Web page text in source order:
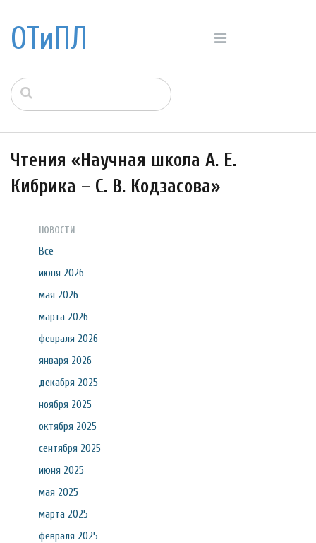
ОТиПЛ
Чтения «Научная школа А. Е.
Кибрика – С. В. Кодзасова»
НОВОСТИ
Все
июня 2026
мая 2026
марта 2026
февраля 2026
января 2026
декабря 2025
ноября 2025
октября 2025
сентября 2025
июня 2025
мая 2025
марта 2025
февраля 2025